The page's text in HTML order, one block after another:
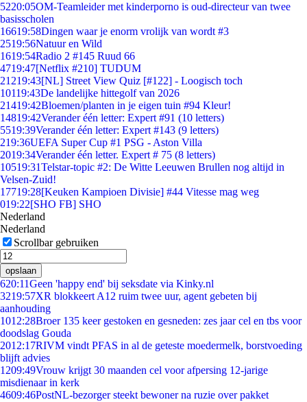
5220:05OM-Teamleider met kinderporno is oud-directeur van twee
basisscholen
16619:58Dingen waar je enorm vrolijk van wordt #3
2519:56Natuur en Wild
1619:54Radio 2 #145 Ruud 66
4719:47[Netflix #210] TUDUM
21219:43[NL] Street View Quiz [#122] - Loogisch toch
10119:43De landelijke hittegolf van 2026
21419:42Bloemen/planten in je eigen tuin #94 Kleur!
14819:42Verander één letter: Expert #91 (10 letters)
5519:39Verander één letter: Expert #143 (9 letters)
219:36UEFA Super Cup #1 PSG - Aston Villa
2019:34Verander één letter. Expert # 75 (8 letters)
10519:31Telstar-topic #2: De Witte Leeuwen Brullen nog altijd in
Velsen-Zuid!
17719:28[Keuken Kampioen Divisie] #44 Vitesse mag weg
019:22[SHO FB] SHO
Nederland
Nederland
Scrollbar gebruiken
opslaan
620:11Geen 'happy end' bij seksdate via Kinky.nl
3219:57XR blokkeert A12 ruim twee uur, agent gebeten bij
aanhouding
1012:28Broer 135 keer gestoken en gesneden: zes jaar cel en tbs voor
doodslag Gouda
2012:17RIVM vindt PFAS in al de geteste moedermelk, borstvoeding
blijft advies
1209:49Vrouw krijgt 30 maanden cel voor afpersing 12-jarige
misdienaar in kerk
4609:46PostNL-bezorger steekt bewoner na ruzie over pakket